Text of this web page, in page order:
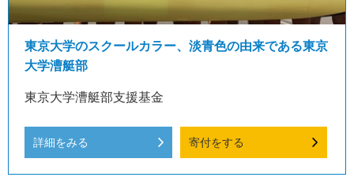
東京大学のスクールカラー、淡青色の由来である東京
大学漕艇部
東京大学漕艇部支援基金
詳細をみる 寄付をする